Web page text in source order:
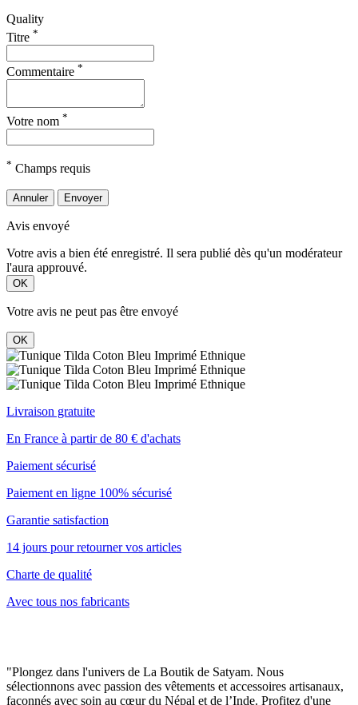
Quality
Titre *
Commentaire *
Votre nom *
* Champs requis
Annuler Envoyer
Avis envoyé
Votre avis a bien été enregistré. Il sera publié dès qu'un modérateur
l'aura approuvé.
OK
Votre avis ne peut pas être envoyé
OK
Livraison gratuite
En France à partir de 80 € d'achats
Paiement sécurisé
Paiement en ligne 100% sécurisé
Garantie satisfaction
14 jours pour retourner vos articles
Charte de qualité
Avec tous nos fabricants
"Plongez dans l'univers de La Boutik de Satyam. Nous
sélectionnons avec passion des vêtements et accessoires artisanaux,
façonnés avec soin au cœur du Népal et de l’Inde. Profitez d'une